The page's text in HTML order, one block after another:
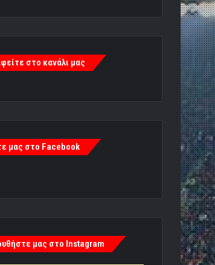
στο κανάλι μας
μας στο Facebook
μας στο Instagram